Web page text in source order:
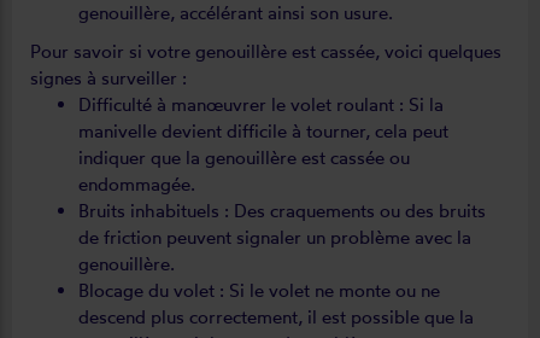
genouillère, accélérant ainsi son usure.
Pour savoir si votre genouillère est cassée, voici quelques
signes à surveiller :
Difficulté à manœuvrer le volet roulant : Si la
manivelle devient difficile à tourner, cela peut
indiquer que la genouillère est cassée ou
endommagée.
Bruits inhabituels : Des craquements ou des bruits
de friction peuvent signaler un problème avec la
genouillère.
Blocage du volet : Si le volet ne monte ou ne
descend plus correctement, il est possible que la